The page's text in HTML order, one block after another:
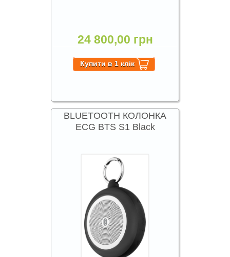
24 800,00 грн
BLUETOOTH КОЛОНКА
ECG BTS S1 Black